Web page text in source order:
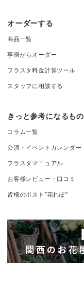
オーダーする
商品一覧
事例からオーダー
フラスタ料金計算ツール
スタッフに相談する
きっと参考になるもの
コラム一覧
公演・イベントカレンダー
フラスタマニュアル
お客様レビュー・口コミ
皆様のポスト”花れぽ”